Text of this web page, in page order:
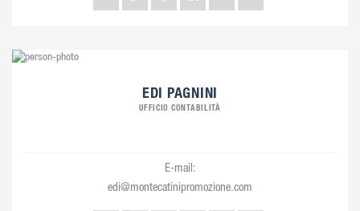
EDI PAGNINI
UFFICIO CONTABILITÀ
E-mail:
edi@montecatinipromozione.com